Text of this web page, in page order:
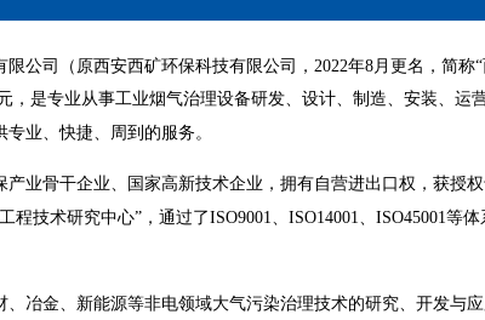
限公司（原西安西矿环保科技有限公司，2022年8月更名，简
，是专业从事工业烟气治理设备研发、设计、制造、安装、运
业、快捷、周到的服务。
产业骨干企业、国家高新技术企业，拥有自营进出口权，获授
程技术研究中心”，通过了ISO9001、ISO14001、ISO45001等
、冶金、新能源等非电领域大气污染治理技术的研究、开发与